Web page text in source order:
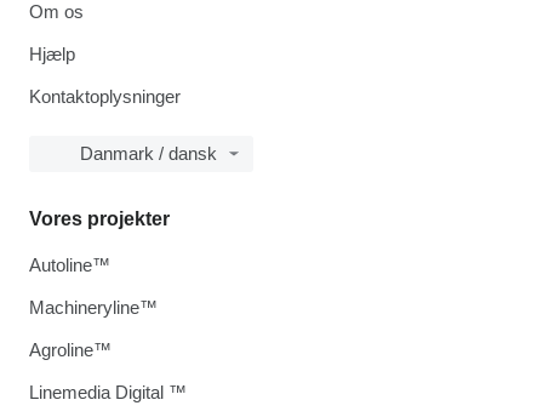
Om os
Hjælp
Kontaktoplysninger
Danmark / dansk
Vores projekter
Autoline™
Machineryline™
Agroline™
Linemedia Digital ™